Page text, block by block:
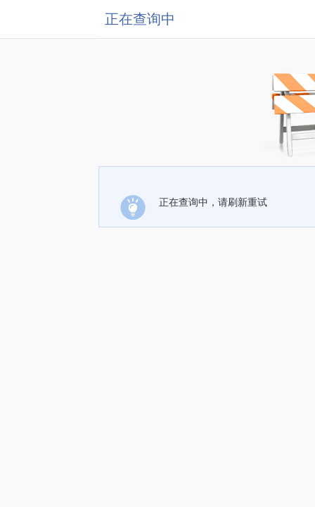
正在查询中
正在查询中，请刷新重试